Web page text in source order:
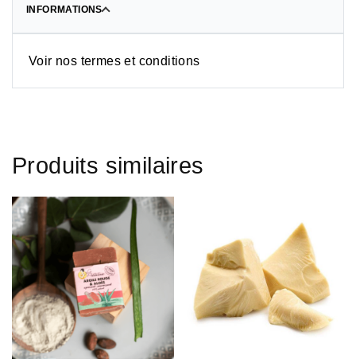
INFORMATIONS
Voir nos termes et conditions
Produits similaires